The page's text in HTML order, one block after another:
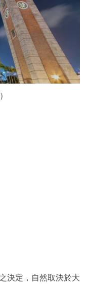
決定，自然取決於大